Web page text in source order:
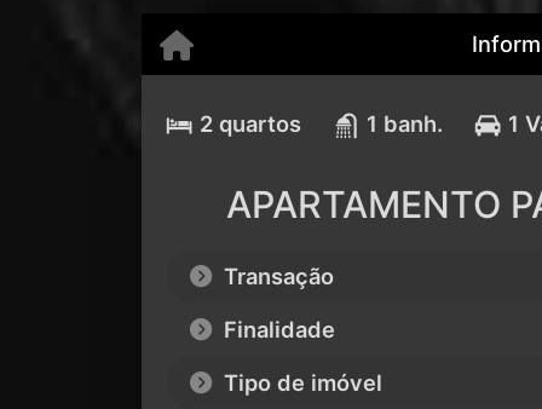
2 quartos 1 banh. 1
APARTAMENTO
Transação
Finalidade
Tipo de imóvel